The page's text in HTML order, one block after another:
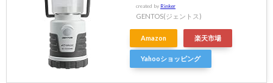
created by Rinker
GENTOS(ジェントス)
Amazon 楽天市場
Yahooショッピング